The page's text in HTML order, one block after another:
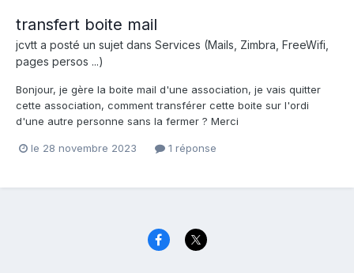
transfert boite mail
jcvtt a posté un sujet dans Services (Mails, Zimbra, FreeWifi,
pages persos ...)
Bonjour, je gère la boite mail d'une association, je vais quitter
cette association, comment transférer cette boite sur l'ordi
d'une autre personne sans la fermer ? Merci
le 28 novembre 2023 1 réponse